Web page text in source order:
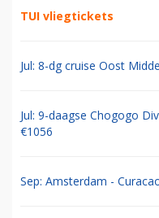
TUI vliegtickets
Jul: 8-dg cruise Oost
Jul: 9-daagse Chogogo
€1056
Sep: Amsterdam -